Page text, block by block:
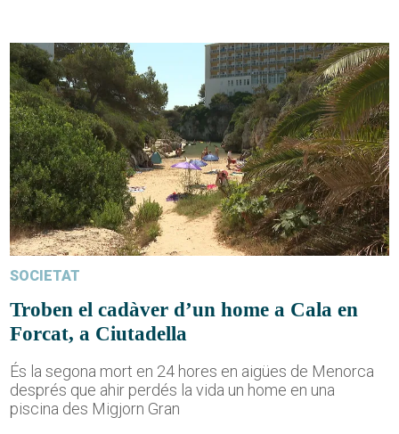
SOCIETAT
Troben el cadàver d’un home a Cala en
Forcat, a Ciutadella
És la segona mort en 24 hores en aigües de Menorca
després que ahir perdés la vida un home en una
piscina des Migjorn Gran